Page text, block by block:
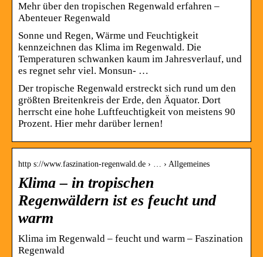
Mehr über den tropischen Regenwald erfahren –
Abenteuer Regenwald
Sonne und Regen, Wärme und Feuchtigkeit
kennzeichnen das Klima im Regenwald. Die
Temperaturen schwanken kaum im Jahresverlauf, und
es regnet sehr viel. Monsun- …
Der tropische Regenwald erstreckt sich rund um den
größten Breitenkreis der Erde, den Äquator. Dort
herrscht eine hohe Luftfeuchtigkeit von meistens 90
Prozent. Hier mehr darüber lernen!
http s://www.faszination-regenwald.de › … › Allgemeines
Klima – in tropischen
Regenwäldern ist es feucht und
warm
Klima im Regenwald – feucht und warm – Faszination
Regenwald